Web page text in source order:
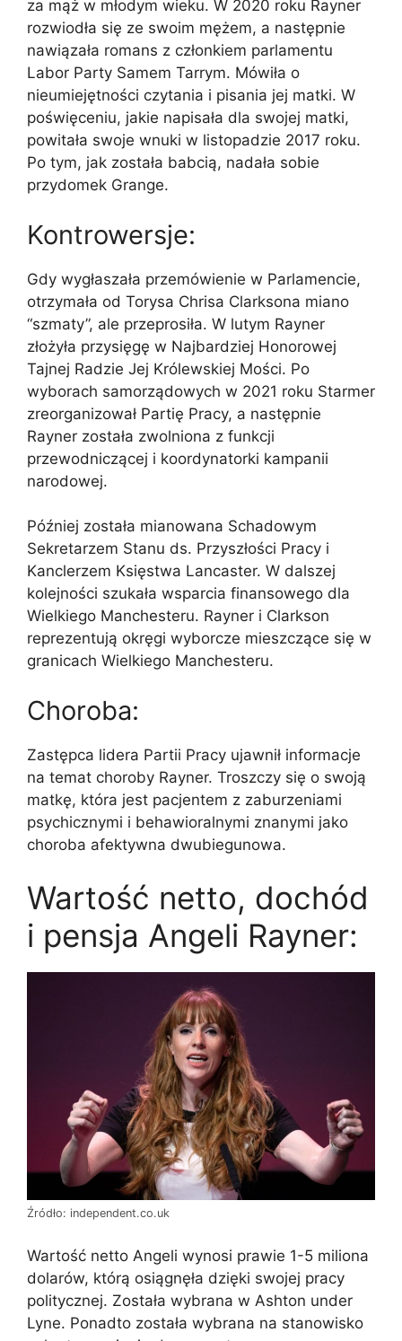
za mąż w młodym wieku. W 2020 roku Rayner
rozwiodła się ze swoim mężem, a następnie
nawiązała romans z członkiem parlamentu
Labor Party Samem Tarrym. Mówiła o
nieumiejętności czytania i pisania jej matki. W
poświęceniu, jakie napisała dla swojej matki,
powitała swoje wnuki w listopadzie 2017 roku.
Po tym, jak została babcią, nadała sobie
przydomek Grange.
Kontrowersje:
Gdy wygłaszała przemówienie w Parlamencie,
otrzymała od Torysa Chrisa Clarksona miano
“szmaty”, ale przeprosiła. W lutym Rayner
złożyła przysięgę w Najbardziej Honorowej
Tajnej Radzie Jej Królewskiej Mości. Po
wyborach samorządowych w 2021 roku Starmer
zreorganizował Partię Pracy, a następnie
Rayner została zwolniona z funkcji
przewodniczącej i koordynatorki kampanii
narodowej.
Później została mianowana Schadowym
Sekretarzem Stanu ds. Przyszłości Pracy i
Kanclerzem Księstwa Lancaster. W dalszej
kolejności szukała wsparcia finansowego dla
Wielkiego Manchesteru. Rayner i Clarkson
reprezentują okręgi wyborcze mieszczące się w
granicach Wielkiego Manchesteru.
Choroba:
Zastępca lidera Partii Pracy ujawnił informacje
na temat choroby Rayner. Troszczy się o swoją
matkę, która jest pacjentem z zaburzeniami
psychicznymi i behawioralnymi znanymi jako
choroba afektywna dwubiegunowa.
Wartość netto, dochód
i pensja Angeli Rayner:
Źródło: independent.co.uk
Wartość netto Angeli wynosi prawie 1-5 miliona
dolarów, którą osiągnęła dzięki swojej pracy
politycznej. Została wybrana w Ashton under
Lyne. Ponadto została wybrana na stanowisko